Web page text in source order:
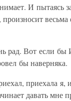
И пытаясь
произносит
рад. Вот если бы
бы наверняка.
приехала я,
давать мне